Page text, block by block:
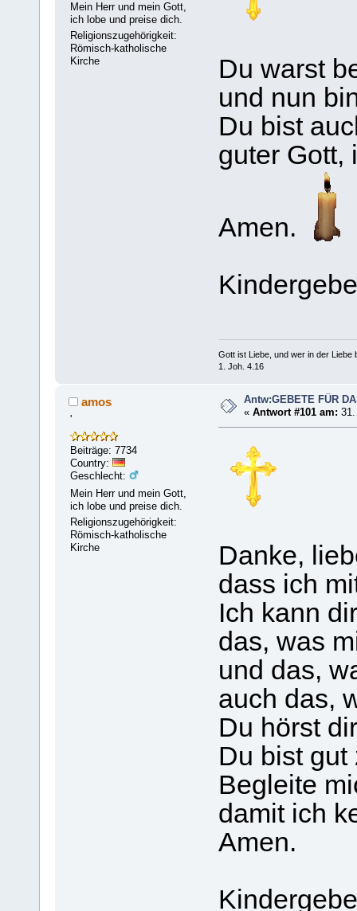
Mein Herr und mein Gott,
ich lobe und preise dich.
Religionszugehörigkeit:
Römisch-katholische
Kirche
Du warst
und nun
Du bist
guter Gott,
Amen.
Gott ist Liebe, und wer in der Liebe
1. Joh. 4.16
amos
'
Beiträge: 7734
Country:
Geschlecht:
Mein Herr und mein Gott,
ich lobe und preise dich.
Religionszugehörigkeit:
Römisch-katholische
Kirche
Antw:GEBETE FÜR
«Antwort #101 am:
Danke,
dass ich
Ich kann
das, was
und das,
auch das,
Du hörst
Du bist gut
Begleite
damit ich
Amen.